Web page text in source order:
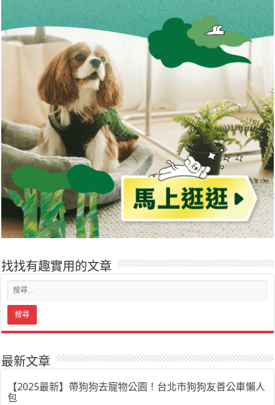
找找有趣實用的文章
最新文章
【2025最新】帶狗狗去寵物公園！台北市狗狗友善公車懶人
包